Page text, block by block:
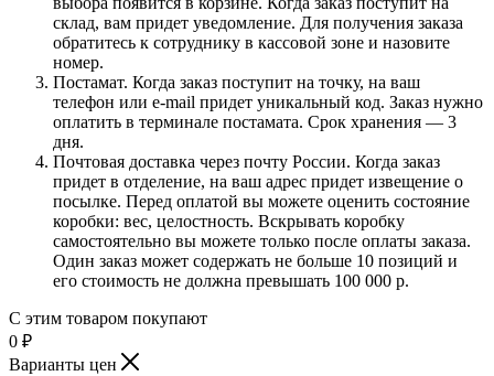
склад, вам придет уведомление. Для получения заказа
обратитесь к сотруднику в кассовой зоне и назовите
номер.
Постамат. Когда заказ поступит на точку, на ваш
телефон или e-mail придет уникальный код. Заказ нужно
оплатить в терминале постамата. Срок хранения — 3
дня.
Почтовая доставка через почту России. Когда заказ
придет в отделение, на ваш адрес придет извещение о
посылке. Перед оплатой вы можете оценить состояние
коробки: вес, целостность. Вскрывать коробку
самостоятельно вы можете только после оплаты заказа.
Один заказ может содержать не больше 10 позиций и
его стоимость не должна превышать 100 000 р.
С этим товаром покупают
0 ₽
Варианты цен